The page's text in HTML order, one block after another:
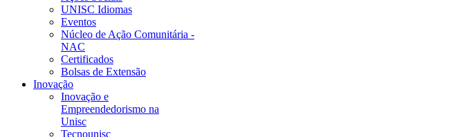
UNISC Idiomas
Eventos
Núcleo de Ação Comunitária -
NAC
Certificados
Bolsas de Extensão
Inovação
Inovação e
Empreendedorismo na
Unisc
Tecnounisc